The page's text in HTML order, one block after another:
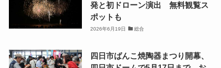
発と初ドローン演出 無料観覧ス
ポットも
2026年6月19日 総合
四日市ばんこ焼陶器まつり開幕、